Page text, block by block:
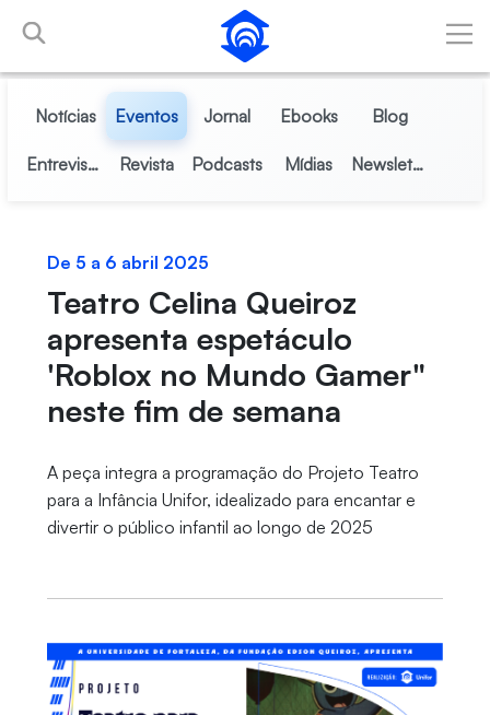
Pular para o Conteúdo principal
Notícias Eventos Jornal Ebooks Blog
Entrevistas Revista Podcasts Mídias Newsletter
De 5 a 6 abril 2025
Teatro Celina Queiroz
apresenta espetáculo
'Roblox no Mundo Gamer"
neste fim de semana
A peça integra a programação do Projeto Teatro
para a Infância Unifor, idealizado para encantar e
divertir o público infantil ao longo de 2025